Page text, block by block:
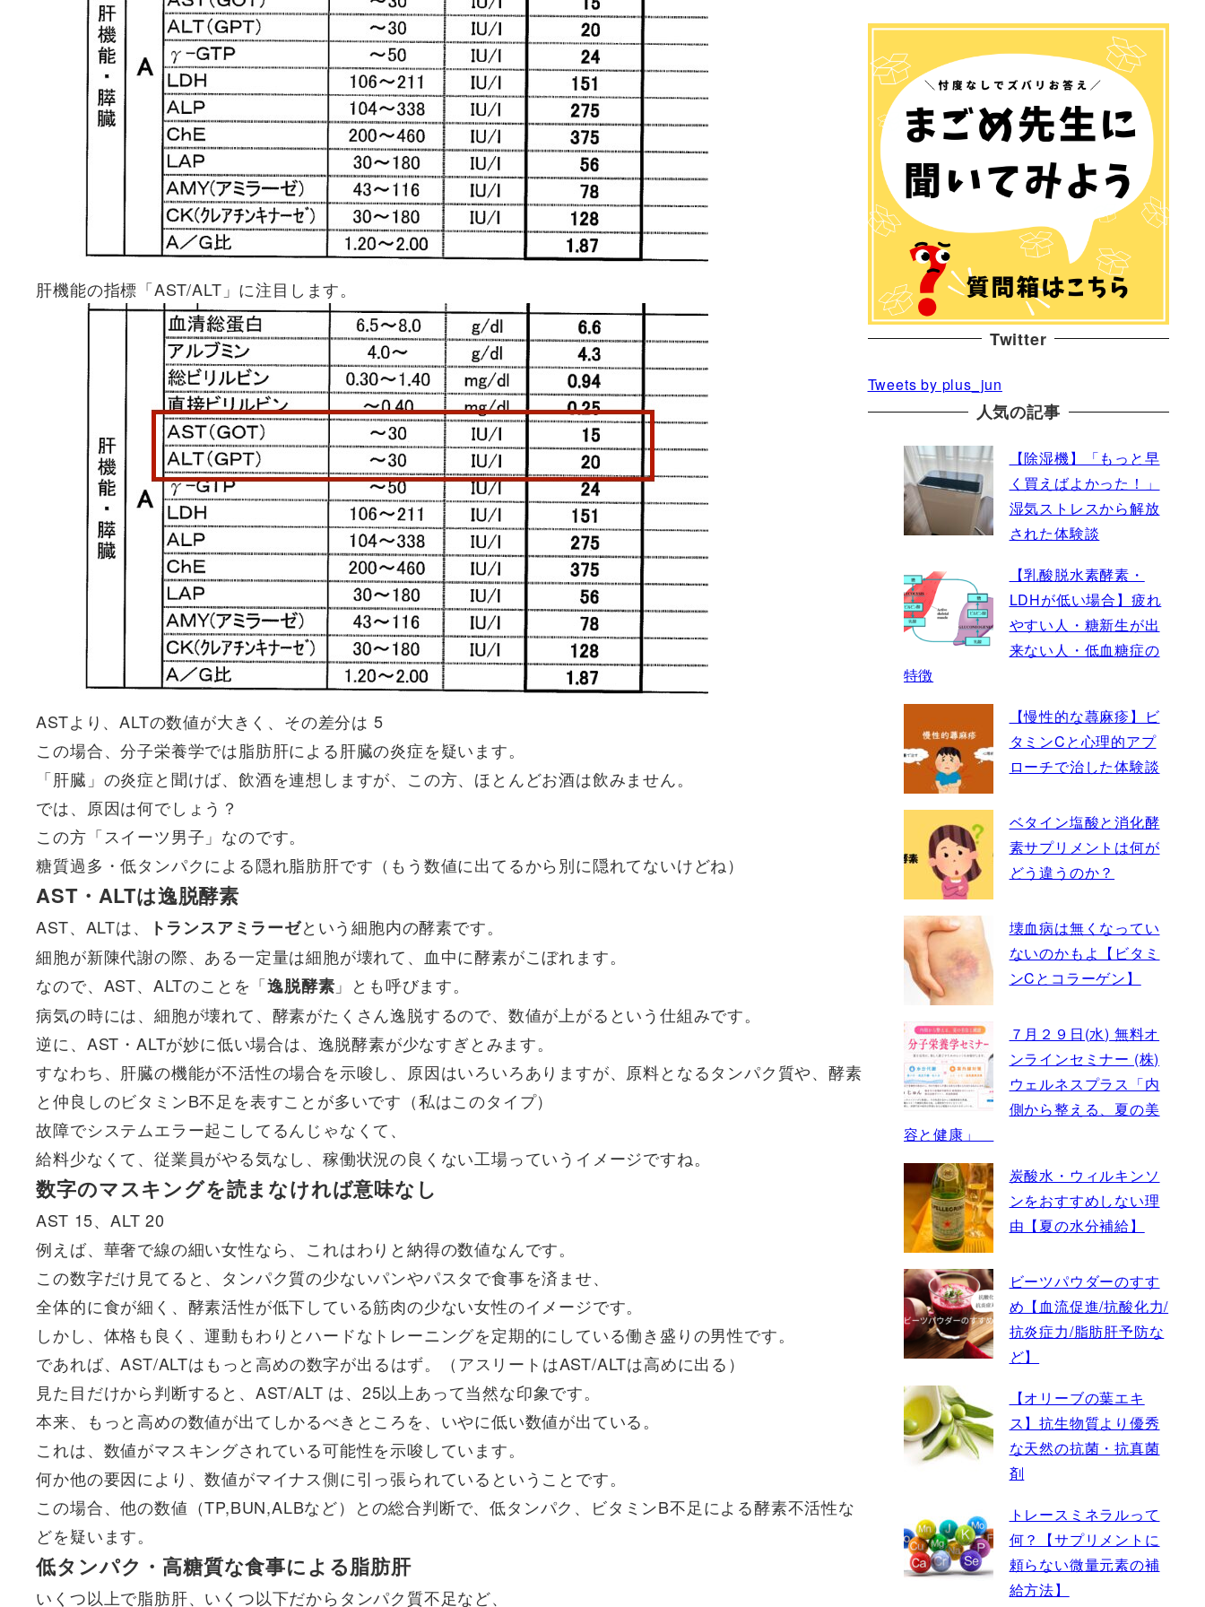
肝機能の指標「AST/ALT」に注目します。
ASTより、ALTの数値が大きく、その差分は 5
この場合、分子栄養学では脂肪肝による肝臓の炎症を疑います。
「肝臓」の炎症と聞けば、飲酒を連想しますが、この方、ほとんどお酒は飲みません。
では、原因は何でしょう？
この方「スイーツ男子」なのです。
糖質過多・低タンパクによる隠れ脂肪肝です（もう数値に出てるから別に隠れてないけどね）
AST・ALTは逸脱酵素
AST、ALTは、 トランスアミラーゼという細胞内の酵素です。
細胞が新陳代謝の際、ある一定量は細胞が壊れて、血中に酵素がこぼれます。
なので、AST、ALTのことを「逸脱酵素 」とも呼びます。
病気の時には、細胞が壊れて、酵素がたくさん逸脱するので、数値が上がるという仕組みです。
逆に、 AST・ALTが妙に低い場合は、逸脱酵素が少なすぎとみます。
すなわち、肝臓の機能が不活性の場合を示唆し、原因はいろいろありますが、原料となるタンパク質や、酵素
と仲良しのビタミンB不足 を表すことが多いです（私はこのタイプ）
故障でシステムエラー起こしてるんじゃなくて、
給料少なくて、従業員がやる気なし、稼働状況の良くない工場っていうイメージですね。
数字のマスキングを読まなければ意味なし
AST 15、ALT 20
例えば、華奢で線の細い女性なら、これはわりと納得の数値なんです。
この数字だけ見てると、タンパク質の少ないパンやパスタで食事を済ませ、
全体的に食が細く、酵素活性が低下している筋肉の少ない女性のイメージです。
しかし、体格も良く、運動もわりとハードなトレーニングを定期的にしている働き盛りの男性です。
であれば、AST/ALTはもっと高めの数字が出るはず。（アスリートはAST/ALTは高めに出る）
見た目だけから判断すると、AST/ALT は、25以上あって当然な印象です。
本来、もっと高めの数値が出てしかるべきところを、いやに低い数値が出ている。
これは、 数値がマスキングされている可能性を示唆 しています。
何か他の要因により、数値がマイナス側に引っ張られているということです。
この場合、他の数値（TP,BUN,ALBなど）との総合判断で、低タンパク、ビタミンB不足による酵素不活性な
どを疑います。
低タンパク・高糖質な食事による脂肪肝
いくつ以上で脂肪肝、いくつ以下だからタンパク質不足など、
Twitter
Tweets by plus_jun
人気の記事
【除湿機】「もっと早
く買えばよかった！」
湿気ストレスから解放
された体験談
【乳酸脱水素酵素・
LDHが低い場合】疲れ
やすい人・糖新生が出
来ない人・低血糖症の
特徴
【慢性的な蕁麻疹】ビ
タミンCと心理的アプ
ローチで治した体験談
ベタイン塩酸と消化酵
素サプリメントは何が
どう違うのか？
壊血病は無くなってい
ないのかもよ【ビタミ
ンCとコラーゲン】
７月２９日(水) 無料オ
ンラインセミナー (株)
ウェルネスプラス「内
側から整える、夏の美
容と健康」
炭酸水・ウィルキンソ
ンをおすすめしない理
由【夏の水分補給】
ビーツパウダーのすす
め【血流促進/抗酸化力/
抗炎症力/脂肪肝予防な
ど】
【オリーブの葉エキ
ス】抗生物質より優秀
な天然の抗菌・抗真菌
剤
トレースミネラルって
何？【サプリメントに
頼らない微量元素の補
給方法】